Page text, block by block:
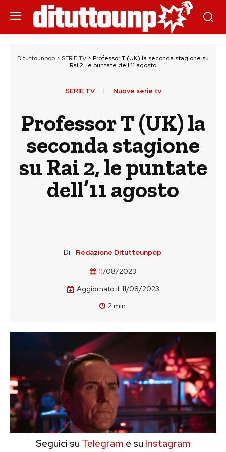
Dituttounpop > SERIE TV > Professor T (UK) la seconda stagione su
Rai 2, le puntate dell’11 agosto
SERIE TV Nuove serie tv
Professor T (UK) la
seconda stagione
su Rai 2, le puntate
dell’11 agosto
Di: Redazione Dituttounpop
11/08/2023
Aggiornato il: 11/08/2023
2min.
Seguici su Telegram e su Instagram